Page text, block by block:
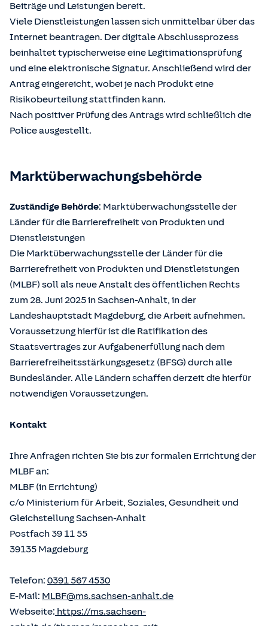
Beiträge und Leistungen bereit.
Viele Dienstleistungen lassen sich unmittelbar über das
Internet beantragen. Der digitale Abschlussprozess
beinhaltet typischerweise eine Legitimationsprüfung
und eine elektronische Signatur. Anschließend wird der
Antrag eingereicht, wobei je nach Produkt eine
Risikobeurteilung stattfinden kann.
Nach positiver Prüfung des Antrags wird schließlich die
Police ausgestellt.
Marktüberwachungsbehörde
Zuständige Behörde: Marktüberwachungsstelle der
Länder für die Barrierefreiheit von Produkten und
Dienstleistungen
Die Marktüberwachungsstelle der Länder für die
Barrierefreiheit von Produkten und Dienstleistungen
(MLBF) soll als neue Anstalt des öffentlichen Rechts
zum 28. Juni 2025 in Sachsen-Anhalt, in der
Landeshauptstadt Magdeburg, die Arbeit aufnehmen.
Voraussetzung hierfür ist die Ratifikation des
Staatsvertrages zur Aufgabenerfüllung nach dem
Barrierefreiheitsstärkungsgesetz (BFSG) durch alle
Bundesländer. Alle Ländern schaffen derzeit die hierfür
notwendigen Voraussetzungen.
Kontakt
Ihre Anfragen richten Sie bis zur formalen Errichtung der
MLBF an:
MLBF (in Errichtung)
c/o Ministerium für Arbeit, Soziales, Gesundheit und
Gleichstellung Sachsen-Anhalt
Postfach 39 11 55
39135 Magdeburg
Telefon: 0391 567 4530
E-Mail: MLBF@ms.sachsen-anhalt.de
Webseite: https://ms.sachsen-